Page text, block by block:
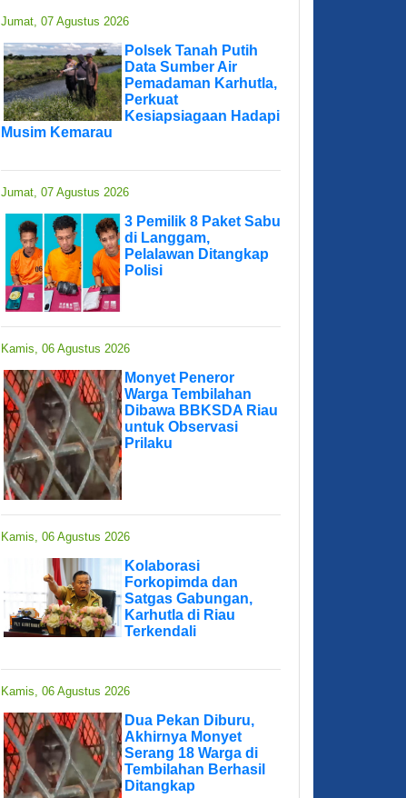
Jumat, 07 Agustus 2026
Polsek Tanah Putih
Data Sumber Air
Pemadaman Karhutla,
Perkuat
Kesiapsiagaan Hadapi
Musim Kemarau
Jumat, 07 Agustus 2026
3 Pemilik 8 Paket Sabu
di Langgam,
Pelalawan Ditangkap
Polisi
Kamis, 06 Agustus 2026
Monyet Peneror
Warga Tembilahan
Dibawa BBKSDA Riau
untuk Observasi
Prilaku
Kamis, 06 Agustus 2026
Kolaborasi
Forkopimda dan
Satgas Gabungan,
Karhutla di Riau
Terkendali
Kamis, 06 Agustus 2026
Dua Pekan Diburu,
Akhirnya Monyet
Serang 18 Warga di
Tembilahan Berhasil
Ditangkap